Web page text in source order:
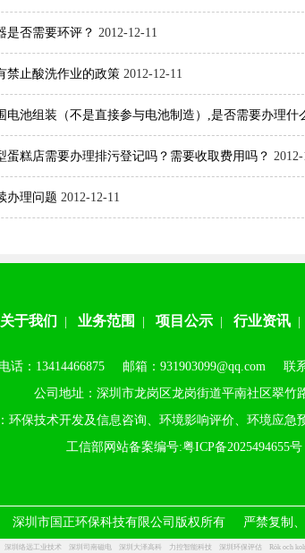
是否需要环评？ 2012-12-11
禁止酸洗作业的政策 2012-12-11
电池组装（不是直接参与电池制造）,是否需要办理什
蛋糕店需要办理排污登记吗？需要收取费用吗？
办理问题 2012-12-11
关于我们 业务范围 项目公示 行业资讯
电话：13414466875 邮箱：931903099@qq.com 联
公司地址：深圳市龙岗区龙岗街道平南社区翠竹
环保技术开发及信息咨询、环境影响评价、环境应急
工信部网站备案编号:粤ICP备2025494655号
深圳市国正环保科技有限公司版权所有 严禁复制
深圳络远工业技术 深圳司南磁电 深圳大泽高科 力控智能科技 深圳环保评估 Rök och